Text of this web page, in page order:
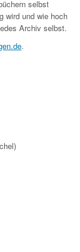
selbst
wird und wie hoch
Archiv selbst.
.